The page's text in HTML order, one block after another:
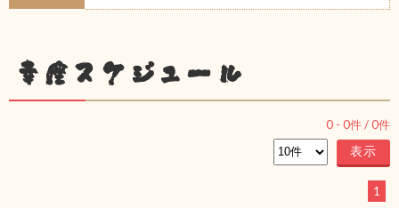
幸座スケジュール
0 - 0件 /0件
1